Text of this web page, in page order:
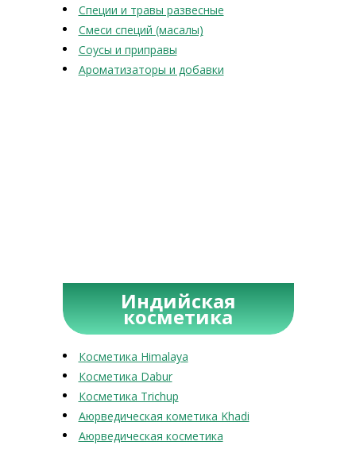
Специи и травы развесные
Смеси специй (масалы)
Соусы и приправы
Ароматизаторы и добавки
Индийская
косметика
Косметика Himalaya
Косметика Dabur
Косметика Trichup
Аюрведическая кометика Khadi
Аюрведическая косметика